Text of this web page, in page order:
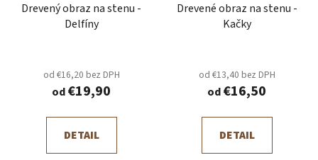
Drevený obraz na stenu -
Delfíny
od €16,20 bez DPH
od€19,90
DETAIL
Drevené obraz na stenu -
Kačky
od €13,40 bez DPH
od€16,50
DETAIL